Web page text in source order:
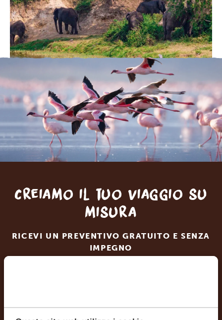
Creiamo il tuo viaggio su
misura
RICEVI UN PREVENTIVO GRATUITO E SENZA
IMPEGNO